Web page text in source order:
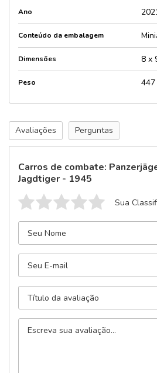
Ano
Conteúdo da embalagem
Dimensões 8 x
Peso 447
Avaliações Perguntas
Carros de combate:
Jagdtiger - 1945
Sua